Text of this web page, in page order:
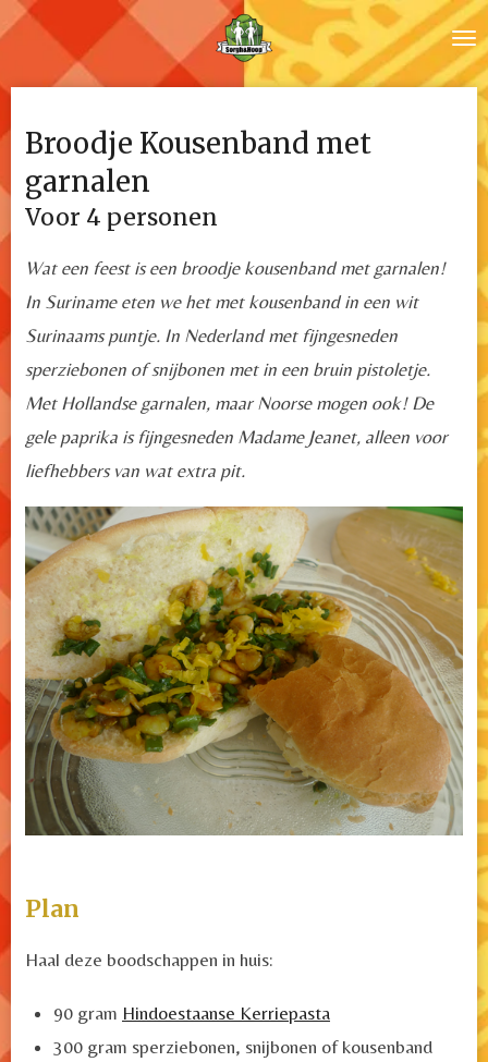
Ga
naar
de
hoofdinhoud
Broodje Kousenband met
garnalen
Voor 4 personen
Wat een feest is een broodje kousenband met garnalen!
In Suriname eten we het met kousenband in een wit
Surinaams puntje. In Nederland met fijngesneden
sperziebonen of snijbonen met in een bruin pistoletje.
Met Hollandse garnalen, maar Noorse mogen ook! De
gele paprika is fijngesneden Madame Jeanet, alleen voor
liefhebbers van wat extra pit.
Plan
Haal deze boodschappen in huis:
90 gram Hindoestaanse Kerriepasta
300 gram sperziebonen, snijbonen of kousenband